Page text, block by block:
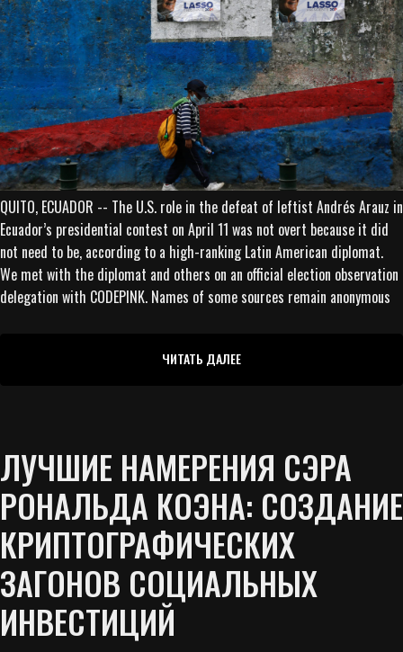
QUITO, ECUADOR -- The U.S. role in the defeat of leftist Andrés Arauz in
Ecuador’s presidential contest on April 11 was not overt because it did
not need to be, according to a high-ranking Latin American diplomat.
We met with the diplomat and others on an official election observation
delegation with CODEPINK. Names of some sources remain anonymous
ЧИТАТЬ ДАЛЕЕ
ЛУЧШИЕ НАМЕРЕНИЯ СЭРА
РОНАЛЬДА КОЭНА: СОЗДАНИЕ
КРИПТОГРАФИЧЕСКИХ
ЗАГОНОВ СОЦИАЛЬНЫХ
ИНВЕСТИЦИЙ